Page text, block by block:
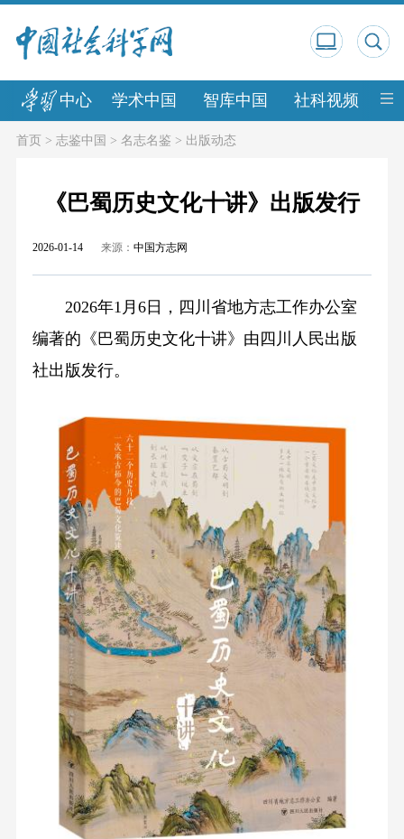
中心 学术中国 智库中国 社科视频 中
首页> 志鉴中国 > 名志名鉴 > 出版动态
《巴蜀历史文化十讲》出版发行
2026-01-14 来源： 中国方志网
2026年1月6日，四川省地方志工作办公室
编著的《巴蜀历史文化十讲》由四川人民出版
社出版发行。